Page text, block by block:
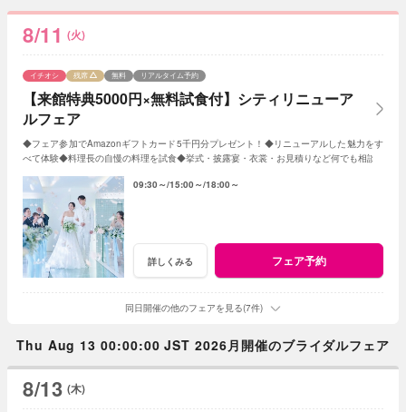
8/11 (火)
【来館特典5000円×無料試食付】シティリニューア
ルフェア
イチオシ 残席 無料 リアルタイム予約
◆フェア参加でAmazonギフトカード5千円分プレゼント！◆リニューアルした魅力をす
べて体験◆料理長の自慢の料理を試食◆挙式・披露宴・衣裳・お見積りなど何でも相談
09:30～ 15:00～ 18:00～
詳しくみる フェア予約
同日開催の他のフェアを見る(7件)
Thu Aug 13 00:00:00 JST 2026月開催のブライダルフェア
8/13 (木)